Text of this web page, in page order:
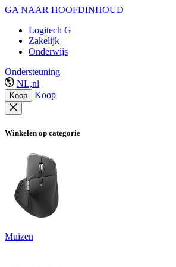
GA NAAR HOOFDINHOUD
Logitech G
Zakelijk
Onderwijs
Ondersteuning
NL,nl
Koop Koop
Winkelen op categorie
Muizen